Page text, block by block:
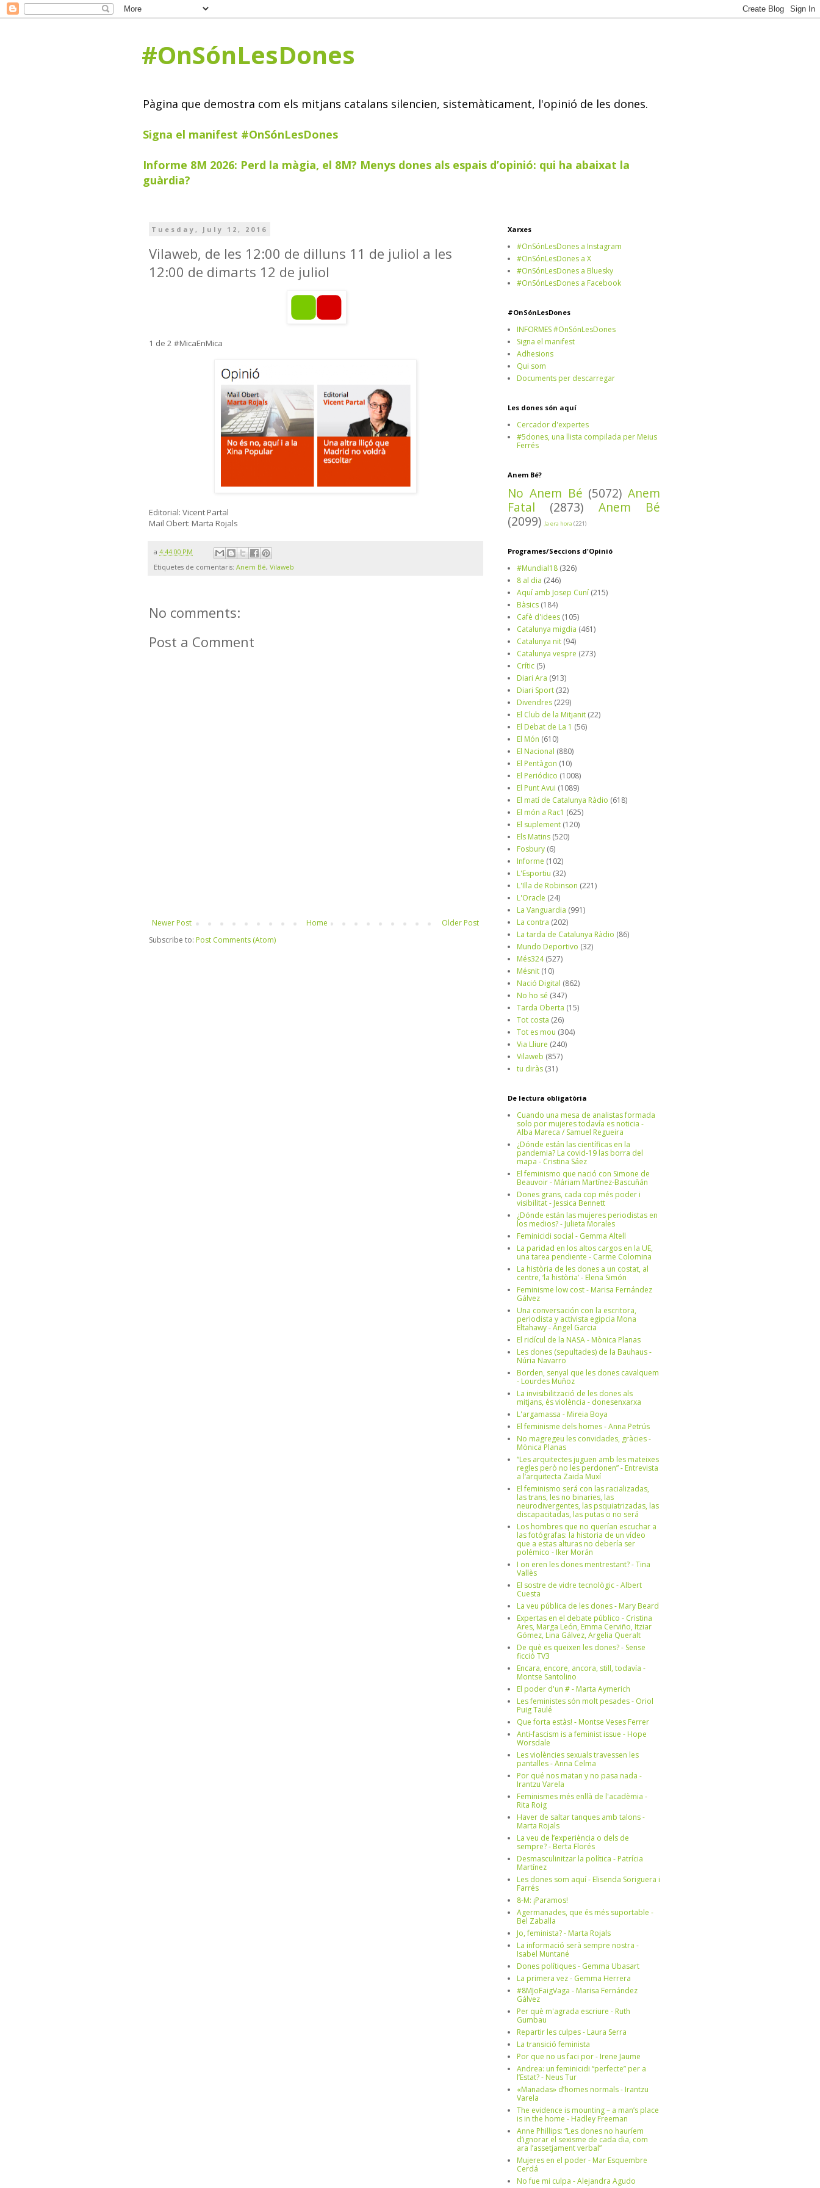
#OnSónLesDones
Pàgina que demostra com els mitjans catalans silencien, sistemàticament, l'opinió de les dones.
Signa el manifest #OnSónLesDones
Informe 8M 2026: Perd la màgia, el 8M? Menys dones als espais d’opinió: qui ha abaixat la
guàrdia?
Tuesday, July 12, 2016
Vilaweb, de les 12:00 de dilluns 11 de juliol a les
12:00 de dimarts 12 de juliol
1 de 2 #MicaEnMica
Editorial: Vicent Partal
Mail Obert: Marta Rojals
a 4:44:00 PM
Etiquetes de comentaris: Anem Bé, Vilaweb
No comments:
Post a Comment
Newer Post Older Post
Home
Subscribe to: Post Comments (Atom)
Xarxes
#OnSónLesDones a Instagram
#OnSónLesDones a X
#OnSónLesDones a Bluesky
#OnSónLesDones a Facebook
#OnSónLesDones
INFORMES #OnSónLesDones
Signa el manifest
Adhesions
Qui som
Documents per descarregar
Les dones són aquí
Cercador d'expertes
#5dones, una llista compilada per Meius
Ferrés
Anem Bé?
No Anem Bé (5072) Anem
Fatal
(2873)
Anem Bé
(2099) Ja era hora (221)
Programes/Seccions d'Opinió
#Mundial18 (326)
8 al dia (246)
Aquí amb Josep Cuní (215)
Bàsics (184)
Cafè d'idees (105)
Catalunya migdia (461)
Catalunya nit (94)
Catalunya vespre (273)
Crític (5)
Diari Ara (913)
Diari Sport (32)
Divendres (229)
El Club de la Mitjanit (22)
El Debat de La 1 (56)
El Món (610)
El Nacional (880)
El Pentàgon (10)
El Periódico (1008)
El Punt Avui (1089)
El matí de Catalunya Ràdio (618)
El món a Rac1 (625)
El suplement (120)
Els Matins (520)
Fosbury (6)
Informe (102)
L'Esportiu (32)
L'Illa de Robinson (221)
L'Oracle (24)
La Vanguardia (991)
La contra (202)
La tarda de Catalunya Ràdio (86)
Mundo Deportivo (32)
Més324 (527)
Mésnit (10)
Nació Digital (862)
No ho sé (347)
Tarda Oberta (15)
Tot costa (26)
Tot es mou (304)
Via Lliure (240)
Vilaweb (857)
tu diràs (31)
De lectura obligatòria
Cuando una mesa de analistas formada
solo por mujeres todavía es noticia -
Alba Mareca / Samuel Regueira
¿Dónde están las científicas en la
pandemia? La covid-19 las borra del
mapa - Cristina Sáez
El feminismo que nació con Simone de
Beauvoir - Máriam Martínez-Bascuñán
Dones grans, cada cop més poder i
visibilitat - Jessica Bennett
¿Dónde están las mujeres periodistas en
los medios? - Julieta Morales
Feminicidi social - Gemma Altell
La paridad en los altos cargos en la UE,
una tarea pendiente - Carme Colomina
La història de les dones a un costat, al
centre, ‘la història’ - Elena Simón
Feminisme low cost - Marisa Fernández
Gálvez
Una conversación con la escritora,
periodista y activista egipcia Mona
Eltahawy - Àngel Garcia
El ridícul de la NASA - Mònica Planas
Les dones (sepultades) de la Bauhaus -
Núria Navarro
Borden, senyal que les dones cavalquem
- Lourdes Muñoz
La invisibilització de les dones als
mitjans, és violència - donesenxarxa
L'argamassa - Mireia Boya
El feminisme dels homes - Anna Petrús
No magregeu les convidades, gràcies -
Mònica Planas
“Les arquitectes juguen amb les mateixes
regles però no les perdonen” - Entrevista
a l’arquitecta Zaida Muxí
El feminismo será con las racializadas,
las trans, les no binaries, las
neurodivergentes, las psquiatrizadas, las
discapacitadas, las putas o no será
Los hombres que no querían escuchar a
las fotógrafas: la historia de un vídeo
que a estas alturas no debería ser
polémico - Iker Morán
I on eren les dones mentrestant? - Tina
Vallès
El sostre de vidre tecnològic - Albert
Cuesta
La veu pública de les dones - Mary Beard
Expertas en el debate público - Cristina
Ares, Marga León, Emma Cerviño, Itziar
Gómez, Lina Gálvez, Argelia Queralt
De què es queixen les dones? - Sense
ficció TV3
Encara, encore, ancora, still, todavía -
Montse Santolino
El poder d'un # - Marta Aymerich
Les feministes són molt pesades - Oriol
Puig Taulé
Que forta estàs! - Montse Veses Ferrer
Anti-fascism is a feminist issue - Hope
Worsdale
Les violències sexuals travessen les
pantalles - Anna Celma
Por qué nos matan y no pasa nada -
Irantzu Varela
Feminismes més enllà de l'acadèmia -
Rita Roig
Haver de saltar tanques amb talons -
Marta Rojals
La veu de l’experiència o dels de
sempre? - Berta Florés
Desmasculinitzar la política - Patrícia
Martínez
Les dones som aquí - Elisenda Soriguera i
Farrés
8-M: ¡Paramos!
Agermanades, que és més suportable -
Bel Zaballa
Jo, feminista? - Marta Rojals
La informació serà sempre nostra -
Isabel Muntané
Dones polítiques - Gemma Ubasart
La primera vez - Gemma Herrera
#8MJoFaigVaga - Marisa Fernández
Gálvez
Per què m'agrada escriure - Ruth
Gumbau
Repartir les culpes - Laura Serra
La transició feminista
Por que no us faci por - Irene Jaume
Andrea: un feminicidi “perfecte” per a
l’Estat? - Neus Tur
«Manadas» d’homes normals - Irantzu
Varela
The evidence is mounting – a man’s place
is in the home - Hadley Freeman
Anne Phillips: “Les dones no hauríem
d’ignorar el sexisme de cada dia, com
ara l’assetjament verbal”
Mujeres en el poder - Mar Esquembre
Cerdá
No fue mi culpa - Alejandra Agudo